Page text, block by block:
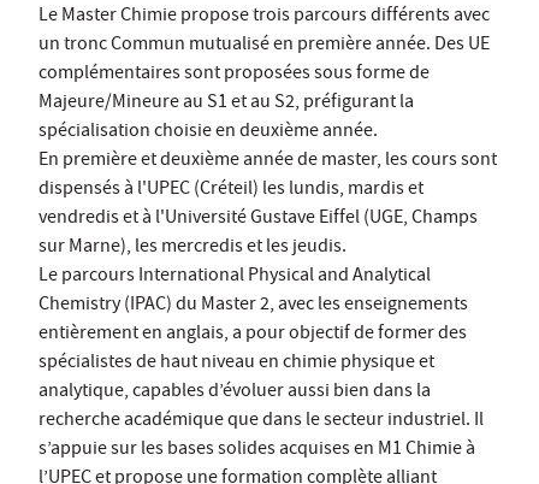
Le Master Chimie propose trois parcours différents avec
un tronc Commun mutualisé en première année. Des UE
complémentaires sont proposées sous forme de
Majeure/Mineure au S1 et au S2, préfigurant la
spécialisation choisie en deuxième année.
En première et deuxième année de master, les cours sont
dispensés à l'UPEC (Créteil) les lundis, mardis et
vendredis et à l'Université Gustave Eiffel (UGE, Champs
sur Marne), les mercredis et les jeudis.
Le parcours International Physical and Analytical
Chemistry (IPAC) du Master 2, avec les enseignements
entièrement en anglais, a pour objectif de former des
spécialistes de haut niveau en chimie physique et
analytique, capables d’évoluer aussi bien dans la
recherche académique que dans le secteur industriel. Il
s’appuie sur les bases solides acquises en M1 Chimie à